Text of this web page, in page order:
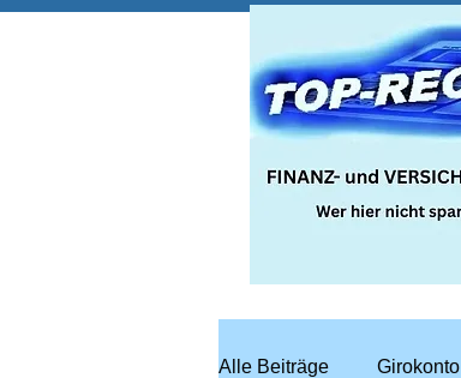
Alle Beiträge Girokonto